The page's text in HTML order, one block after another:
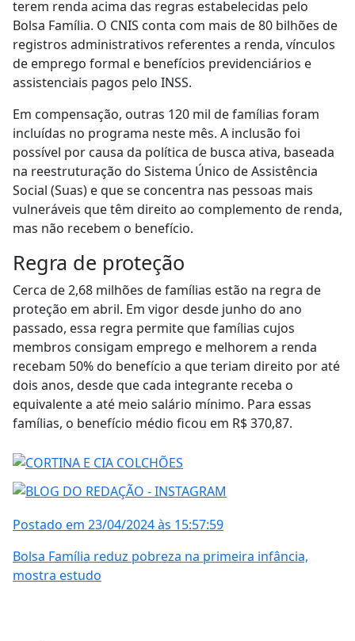
terem renda acima das regras estabelecidas pelo
Bolsa Família. O CNIS conta com mais de 80 bilhões de
registros administrativos referentes a renda, vínculos
de emprego formal e benefícios previdenciários e
assistenciais pagos pelo INSS.
Em compensação, outras 120 mil de famílias foram
incluídas no programa neste mês. A inclusão foi
possível por causa da política de busca ativa, baseada
na reestruturação do Sistema Único de Assistência
Social (Suas) e que se concentra nas pessoas mais
vulneráveis que têm direito ao complemento de renda,
mas não recebem o benefício.
Regra de proteção
Cerca de 2,68 milhões de famílias estão na regra de
proteção em abril. Em vigor desde junho do ano
passado, essa regra permite que famílias cujos
membros consigam emprego e melhorem a renda
recebam 50% do benefício a que teriam direito por até
dois anos, desde que cada integrante receba o
equivalente a até meio salário mínimo. Para essas
famílias, o benefício médio ficou em R$ 370,87.
Postado em 23/04/2024 às 15:57:59
Bolsa Família reduz pobreza na primeira infância,
mostra estudo